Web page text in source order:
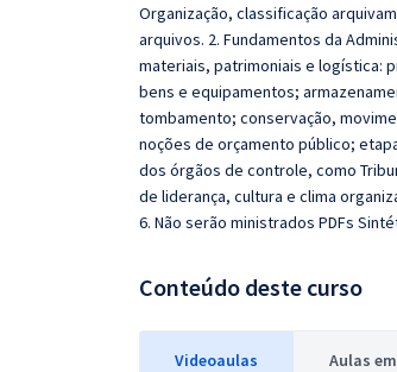
Organização, classificação
arquivos. 2. Fundamentos da
materiais, patrimoniais e logística:
bens e equipamentos;
tombamento; conservação,
noções de orçamento público;
dos órgãos de controle, como
de liderança, cultura e clima
6. Não serão ministrados PDFs
Conteúdo deste curso
Videoaulas Aulas